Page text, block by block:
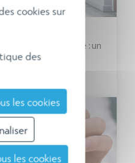
en cas d’incendie : un
soins
cookies sur
des
les cookies
les cookies